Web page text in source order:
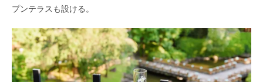
プンテラスも設ける。